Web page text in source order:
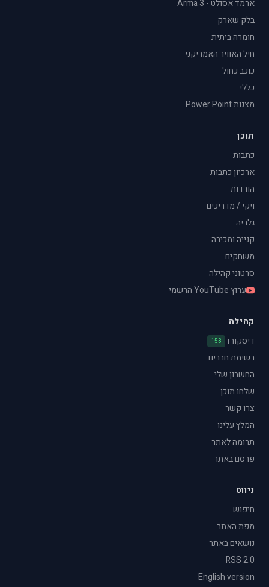
ארמד אסולט - Arma 3
בלק שארק
חומרה ביתית
חיל האוויר האמריקני
כוכב כחול
כללי
מצגות Power Point
תוכן
כתבות
ארכיון כתבות
הורדות
ויקי / מדריכים
גלריה
קנייה ומכירה
משחקים
סרטוני קהילה
ערוץ YouTube הרשמי
קהילה
דיסקורד 153
רשימת חברים
החשבון שלי
שלחו תוכן
צרו קשר
המלץ עלינו
תרומה לאתר
פרסם באתר
ניווט
חיפוש
מפת האתר
נושאים באתר
RSS 2.0
English version